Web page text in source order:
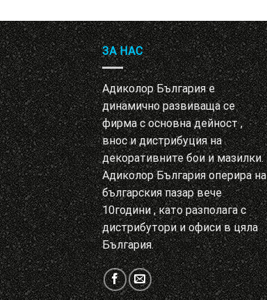
ЗА НАС
Адиколор България е
динамично развиваща се
фирма с основна дейност ,
внос и дистрибуция на
декоративните бои и мазилки.
Адиколор България оперира на
българския пазар вече
10години , като разполага с
дистрибутори и офиси в цяла
България.